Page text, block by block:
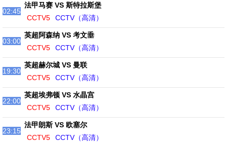
02:45
法甲马赛 VS 斯特拉斯堡
CCTV5
CCTV（高清）
03:00
英超阿森纳 VS 考文垂
CCTV5
CCTV（高清）
19:30
英超赫尔城 VS 曼联
CCTV5
CCTV（高清）
22:00
英超埃弗顿 VS 水晶宫
CCTV5
CCTV（高清）
23:15
法甲朗斯 VS 欧塞尔
CCTV5
CCTV（高清）